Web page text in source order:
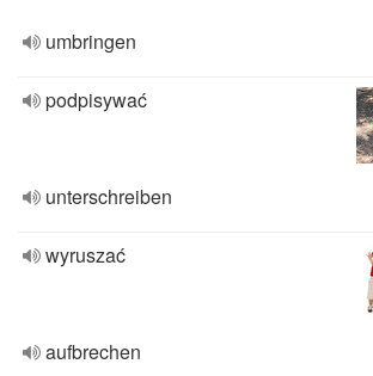
umbringen
podpisywać
unterschreiben
wyruszać
aufbrechen